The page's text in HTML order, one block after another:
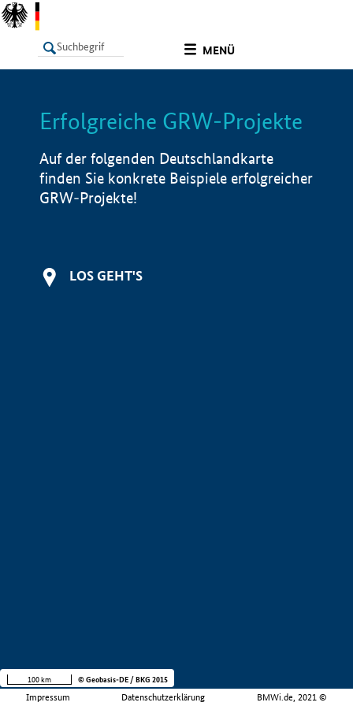
MENÜ
LISTE Info
Erfolgreiche GRW-Projekte
Auf der folgenden Deutschlandkarte
finden Sie konkrete Beispiele erfolgreicher
GRW-Projekte!
LOS GEHT'S
Impressum Datenschutzerklärung BMWi.de, 2021 ©
100 km © Geobasis-DE / BKG 2015